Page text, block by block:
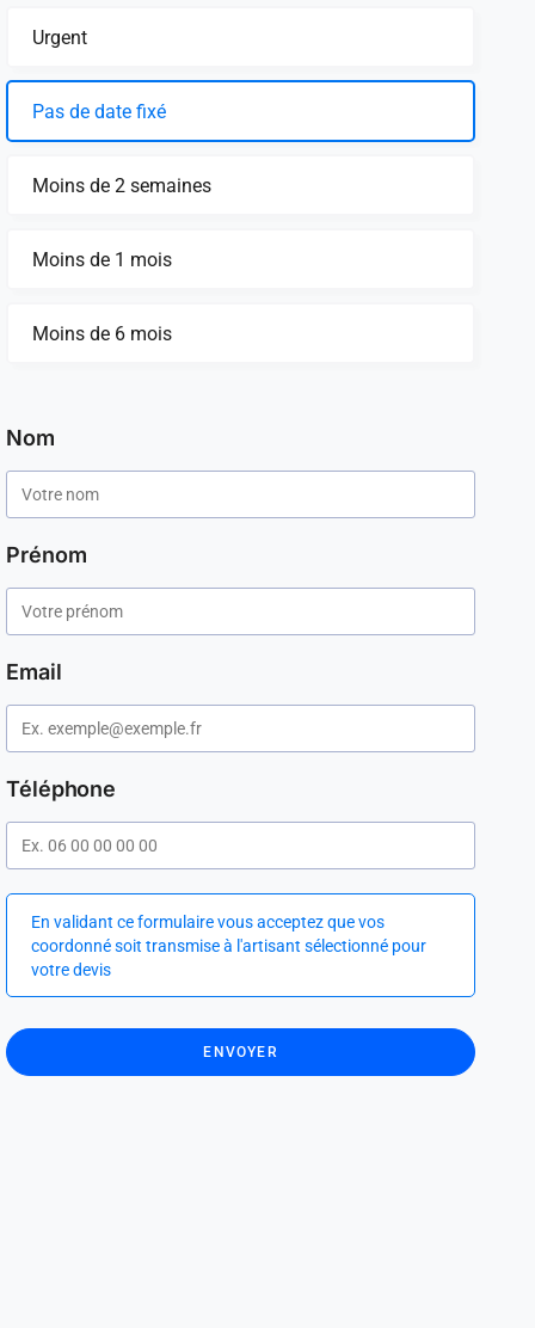
Urgent
Pas de date fixé
Moins de 2 semaines
Moins de 1 mois
Moins de 6 mois
Nom
Prénom
Email
Téléphone
En validant ce formulaire vous acceptez que vos
coordonné soit transmise à l'artisant sélectionné pour
votre devis
ENVOYER